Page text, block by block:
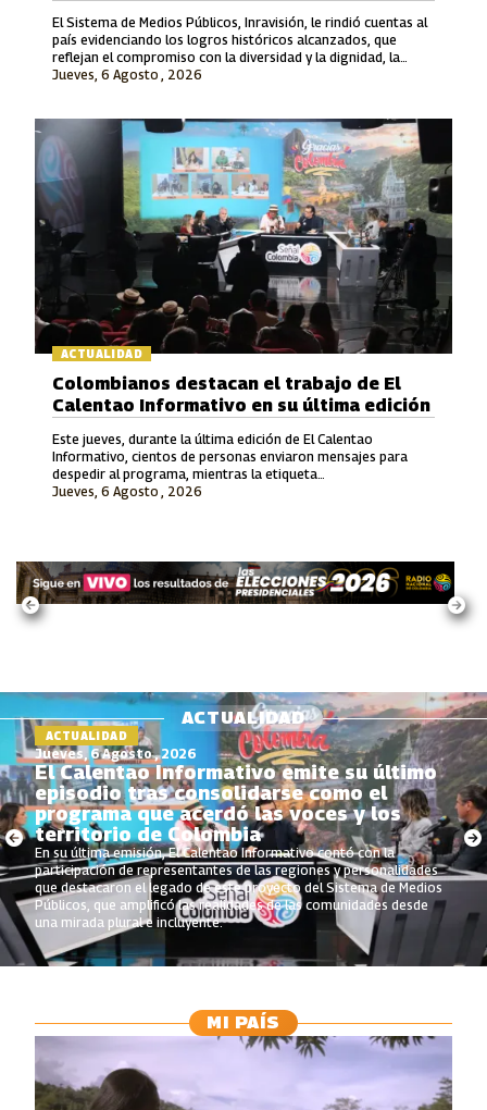
Jueves, 6 Agosto , 2026
El Sistema de Medios Públicos, Inravisión, le rindió cuentas al
país evidenciando los logros históricos alcanzados, que
reflejan el compromiso con la diversidad y la dignidad, la
rigurosidad periodística, el fomento a la cultura y el cuidado
ACTUALIDAD
Jueves, 6 Agosto , 2026
Colombianos destacan el trabajo de El
Calentao Informativo en su última edición
Este jueves, durante la última edición de El Calentao
Informativo, cientos de personas enviaron mensajes para
despedir al programa, mientras la etiqueta
#ElCalentaoInformativo se convirtió en tendencia en redes
ACTUALIDAD
Jueves, 6 Agosto , 2026
El Calentao Informativo emite su último
episodio tras consolidarse como el
programa que acerdó las voces y los
territorio de Colombia
ACTUALIDAD
En su última emisión, El Calentao Informativo contó con la
participación de representantes de las regiones y personalidades
que destacaron el legado de este proyecto del Sistema de Medios
Públicos, que amplificó las realidades de las comunidades desde
una mirada plural e incluyente.
MI PAÍS